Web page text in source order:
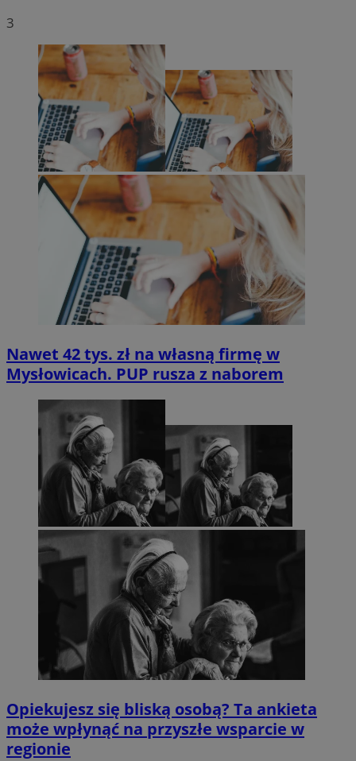
3
Nawet 42 tys. zł na własną firmę w
Mysłowicach. PUP rusza z naborem
Opiekujesz się bliską osobą? Ta ankieta
może wpłynąć na przyszłe wsparcie w
regionie